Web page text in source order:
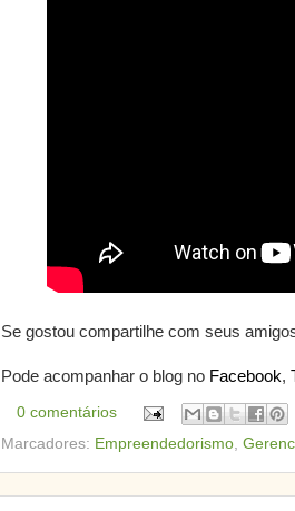
Se gostou compartilhe com seus
Pode acompanhar o blog no Facebook,
0 comentários
Marcadores: Empreendedorismo